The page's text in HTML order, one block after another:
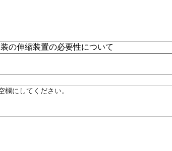
欄にしてください。